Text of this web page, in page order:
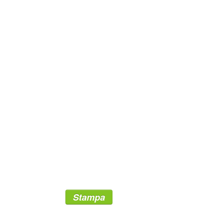
Stampa